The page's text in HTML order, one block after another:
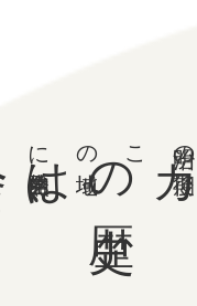
明治の後期
、
、